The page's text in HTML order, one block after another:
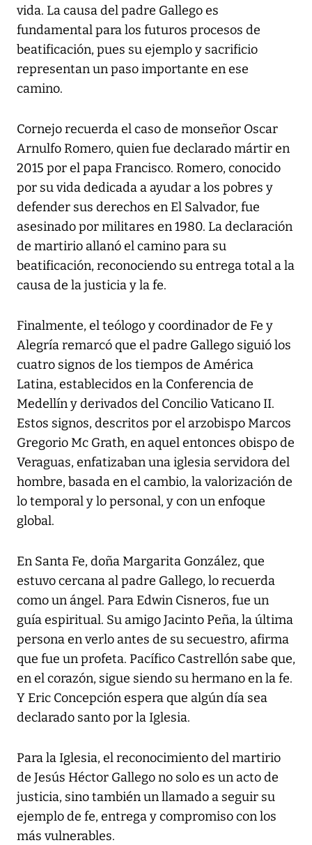
vida. La causa del padre Gallego es
fundamental para los futuros procesos de
beatificación, pues su ejemplo y sacrificio
representan un paso importante en ese
camino.
Cornejo recuerda el caso de monseñor Oscar
Arnulfo Romero, quien fue declarado mártir en
2015 por el papa Francisco. Romero, conocido
por su vida dedicada a ayudar a los pobres y
defender sus derechos en El Salvador, fue
asesinado por militares en 1980. La declaración
de martirio allanó el camino para su
beatificación, reconociendo su entrega total a la
causa de la justicia y la fe.
Finalmente, el teólogo y coordinador de Fe y
Alegría remarcó que el padre Gallego siguió los
cuatro signos de los tiempos de América
Latina, establecidos en la Conferencia de
Medellín y derivados del Concilio Vaticano II.
Estos signos, descritos por el arzobispo Marcos
Gregorio Mc Grath, en aquel entonces obispo de
Veraguas, enfatizaban una iglesia servidora del
hombre, basada en el cambio, la valorización de
lo temporal y lo personal, y con un enfoque
global.
En Santa Fe, doña Margarita González, que
estuvo cercana al padre Gallego, lo recuerda
como un ángel. Para Edwin Cisneros, fue un
guía espiritual. Su amigo Jacinto Peña, la última
persona en verlo antes de su secuestro, afirma
que fue un profeta. Pacífico Castrellón sabe que,
en el corazón, sigue siendo su hermano en la fe.
Y Eric Concepción espera que algún día sea
declarado santo por la Iglesia.
Para la Iglesia, el reconocimiento del martirio
de Jesús Héctor Gallego no solo es un acto de
justicia, sino también un llamado a seguir su
ejemplo de fe, entrega y compromiso con los
más vulnerables.